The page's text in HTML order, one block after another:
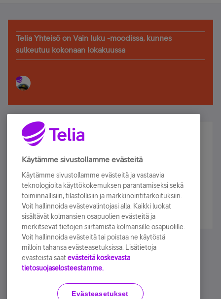
Telia Yhteisö on Vain luku -moodissa, kunnes
sulkeutuu kokonaan lokakuussa
Älä jää paitsi – osallistu ja voita!
Tilaa Telian uutiskirje ja olet mukana arvonnassa.
sähköpostiisi.
Tilaa nyt
Käyttöehdot Accessibility statement
Käytämme sivustollamme evästeitä
Käytämme sivustollamme evästeitä ja vastaavia
teknologioita käyttökokemuksen parantamiseksi sekä
toiminnallisiin, tilastollisiin ja markkinointitarkoituksiin.
Voit hallinnoida evästevalintojasi alla. Kaikki luokat
sisältävät kolmansien osapuolien evästeitä ja
merkitsevät tietojen siirtämistä kolmansille osapuolille.
Voit hallinnoida evästeitä tai poistaa ne käytöstä
milloin tahansa evästeasetuksissa. Lisätietoja
evästeistä saat evästeitä koskevasta
tietosuojaselosteestamme.
Evästeasetukset